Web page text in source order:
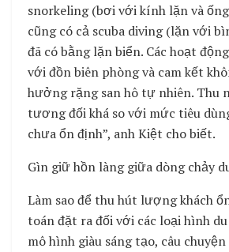
snorkeling (bơi với kính lặn và
cũng có cả scuba diving (lặn với
đã có bằng lặn biển. Các hoạt
với đồn biên phòng và cam kết
hưởng rặng san hô tự nhiên. Thu
tương đối khá so với mức tiêu
chưa ổn định”, anh Kiệt cho biết.
Gìn giữ hồn làng giữa dòng chảy
Làm sao để thu hút lượng khách
toán đặt ra đối với các loại hình
mô hình giàu sáng tạo, câu